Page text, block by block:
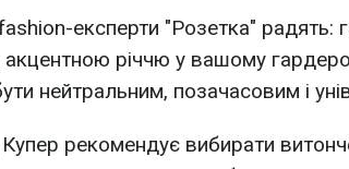
експерти "Розетка" радять:
акцентною річчю у вашому
нейтральним, позачасовим і
рекомендує вибирати